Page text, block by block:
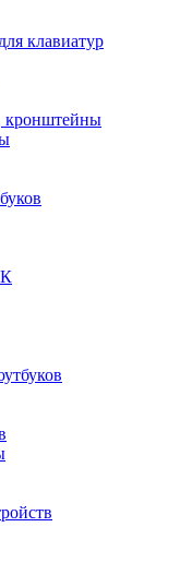
клавиатур
кронштейны